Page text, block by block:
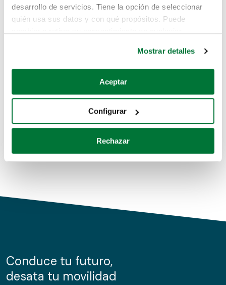
desarrollo de servicios. Tiene la opción de seleccionar
quién usa sus datos y con qué propósitos. Puede
Si lo permite, también quisiéramos:
Recopilar información sobre su ubicación geográfica
Identificar su dispositivo analizándolo activamente
para buscar características específicas (huellas
Obtenga más información sobre cómo se procesan sus
de cookies.
información sobre el uso que haga del sitio web con
nuestros partners de redes sociales, publicidad y análisis
Mostrar detalles
Aceptar
Configurar
Rechazar
Pero puedes encontrar el coche que estás
buscando en alguno de estos enlaces:
Coches de segunda mano
Coches de km0
Conduce tu futuro,
desata tu movilidad